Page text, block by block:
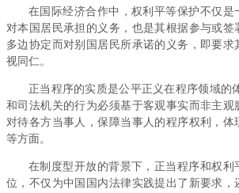
在国际经济合作中，权利平等保护不仅是
对本国居民承担的义务，也是其根据参与或签
多边协定而对别国居民所承诺的义务，即要求
视同仁。
正当程序的实质是公平正义在程序领域的
和司法机关的行为必须基于客观事实而非主观
对待各方当事人，保障当事人的程序权利，体
等方面。
在制度型开放的背景下，正当程序和权利
位，不仅为中国国内法律实践提出了新要求，